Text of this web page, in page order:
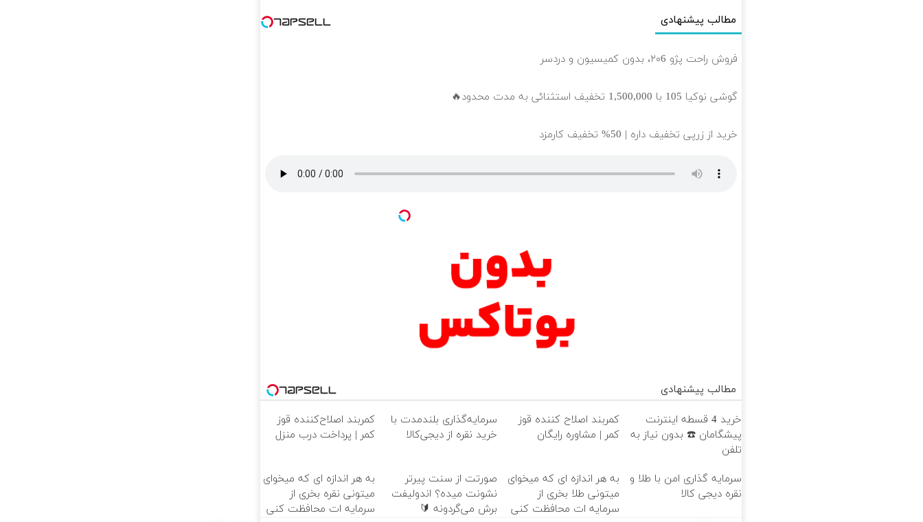
مطالب پیشنهادی
فروش راحت پژو ۲۰6، بدون کمیسیون و دردسر
گوشی نوکیا 105 با 1,500,000 تخفیف استثنائی به مدت محدود🔥
خرید از زرپی تخفیف داره | 50% تخفیف کارمزد
مطالب پیشنهادی
خرید 4 قسطه اینترنت
پیشگامان ☎️ بدون نیاز به
تلفن
کمربند اصلاح کننده قوز
کمر | مشاوره رایگان
سرمایه‌گذاری بلندمدت با
خرید نقره از دیجی‌کالا
کمربند اصلاح‌کننده قوز
کمر | پرداخت درب منزل
سرمایه گذاری امن با طلا و
نقره دیجی کالا
به هر اندازه ای که میخوای
میتونی طلا بخری از
سرمایه ات محافظت کنی
صورتت از سنت پیرتر
نشونت میده؟ اندولیفت
برش می‌گردونه 🔰
به هر اندازه ای که میخوای
میتونی نقره بخری از
سرمایه ات محافظت کنی